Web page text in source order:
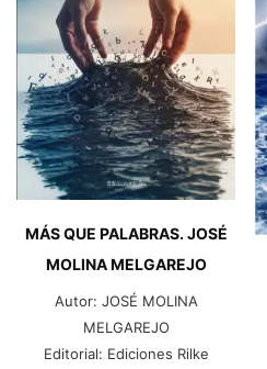
MÁS QUE PALABRAS. JOSÉ
MOLINA MELGAREJO
Autor: JOSÉ MOLINA
MELGAREJO
Editorial: Ediciones Rilke